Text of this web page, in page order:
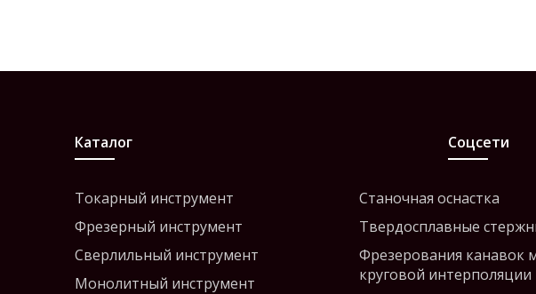
Каталог
Токарный инструмент
Фрезерный инструмент
Сверлильный инструмент
Монолитный инструмент
Станочная оснастка
Твердосплавные
Фрезерования канавок
круговой интерполяции
Соцсети